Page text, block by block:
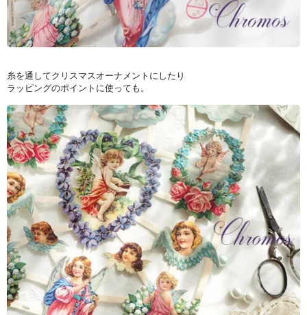
糸を通してクリスマスオーナメントにしたり
ラッピングのポイントに使っても。